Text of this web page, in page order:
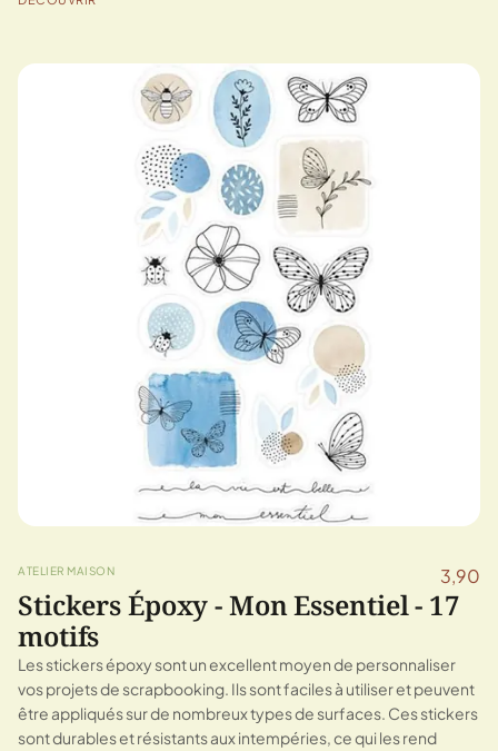
ATELIER MAISON 3,90
Stickers Époxy - Mon Essentiel - 17
motifs
Les stickers époxy sont un excellent moyen de personnaliser
vos projets de scrapbooking. Ils sont faciles à utiliser et peuvent
être appliqués sur de nombreux types de surfaces. Ces stickers
sont durables et résistants aux intempéries, ce qui les rend